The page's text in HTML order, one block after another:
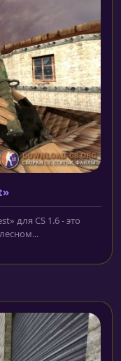
для CS 1.6 - это